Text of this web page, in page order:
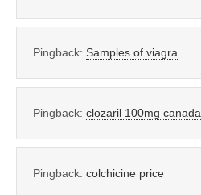
Pingback: Samples of viagra
Pingback: clozaril 100mg canada
Pingback: colchicine price